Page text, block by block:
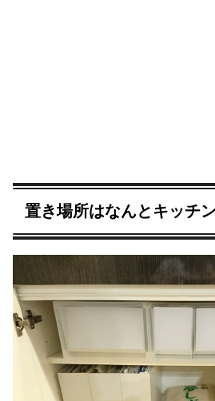
置き場所はなんとキッチン